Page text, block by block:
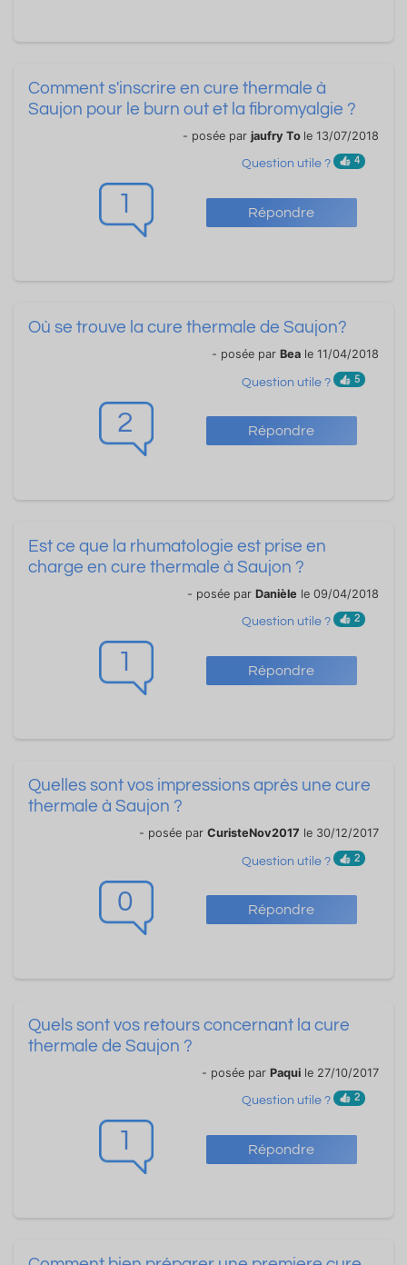
1 Répondre
Comment s'inscrire en cure thermale à
Saujon pour le burn out et la fibromyalgie ?
- posée par jaufry To le 13/07/2018
Question utile ? 4
2 Répondre
Où se trouve la cure thermale de Saujon?
- posée par Bea le 11/04/2018
Question utile ? 5
1 Répondre
Est ce que la rhumatologie est prise en
charge en cure thermale à Saujon ?
- posée par Danièle le 09/04/2018
Question utile ? 2
0 Répondre
Quelles sont vos impressions après une cure
thermale à Saujon ?
- posée par CuristeNov2017 le 30/12/2017
Question utile ? 2
1 Répondre
Quels sont vos retours concernant la cure
thermale de Saujon ?
- posée par Paqui le 27/10/2017
Question utile ? 2